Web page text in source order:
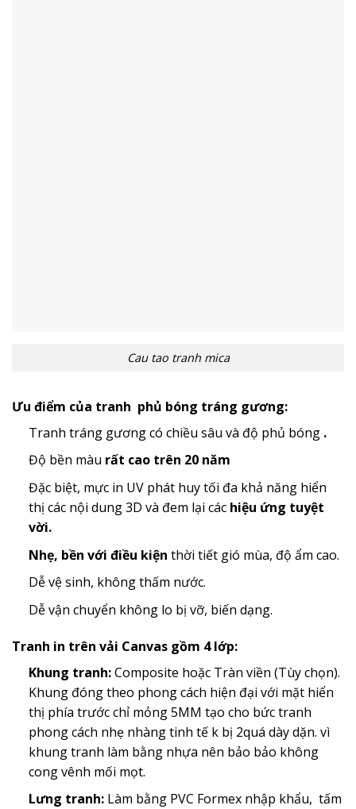
Cau tao tranh mica
Ưu điểm của tranh phủ bóng tráng gương:
Tranh tráng gương có chiều sâu và độ phủ bóng .
Độ bền màu rất cao trên 20 năm
Đặc biệt, mực in UV phát huy tối đa khả năng hiển
thị các nội dung 3D và đem lại các hiệu ứng tuyệt
vời.
Nhẹ, bền với điều kiện thời tiết gió mùa, độ ẩm cao.
Dễ vệ sinh, không thấm nước.
Dễ vận chuyển không lo bị vỡ, biến dạng.
Tranh in trên vải Canvas gồm 4 lớp:
Khung tranh:Composite hoặc Tràn viền (Tùy chọn).
Khung đóng theo phong cách hiện đại với mặt hiển
thị phía trước chỉ mỏng 5MM tạo cho bức tranh
phong cách nhẹ nhàng tinh tế k bị 2quá dày dặn. vì
khung tranh làm bằng nhựa nên bảo bảo không
cong vênh mối mọt.
Lưng tranh:Làm bằng PVC Formex nhập khẩu, tấm